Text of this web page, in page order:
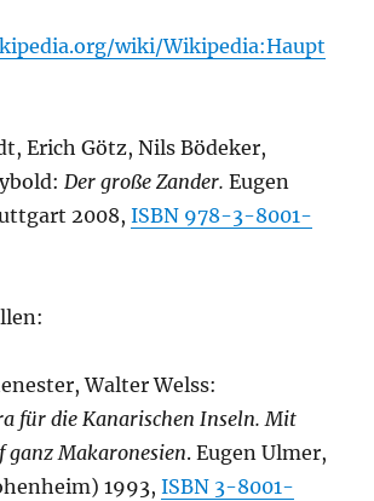
wiki/Wikipedia:Haupt
Erich Götz, Nils Bödeker,
Der große Zander. Eugen
2008,ISBN 978-3-8001-
Walter Welss:
für die Kanarischen Inseln. Mit
ganz Makaronesien. Eugen Ulmer,
1993,ISBN 3-8001-